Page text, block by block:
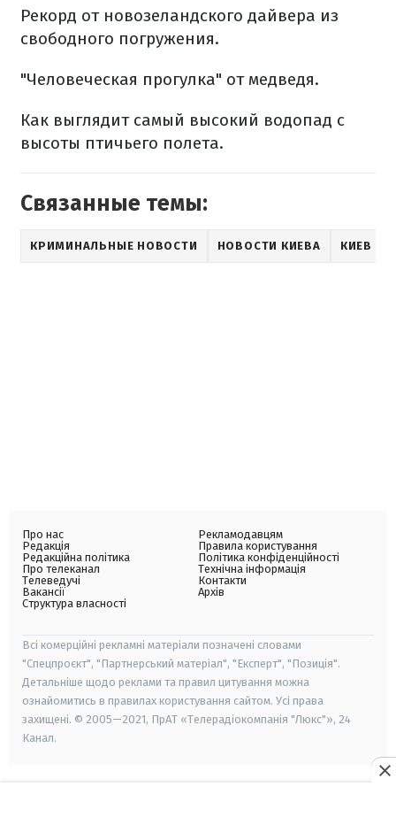
Рекорд от новозеландского дайвера из
свободного погружения.
"Человеческая прогулка" от медведя.
Как выглядит самый высокий водопад с
высоты птичьего полета.
Связанные темы:
КРИМИНАЛЬНЫЕ НОВОСТИ НОВОСТИ КИЕВА КИЕВ
Про нас
Редакція
Редакційна політика
Про телеканал
Телеведучі
Вакансії
Структура власності
Рекламодавцям
Правила користування
Політика конфіденційності
Технічна інформація
Контакти
Архів
Всі комерційні рекламні матеріали позначені словами
"Спецпроєкт", "Партнерський матеріал", "Експерт", "Позиція".
Детальніше щодо реклами та правил цитування можна
ознайомитись в правилах користування сайтом. Усі права
захищені. © 2005—2021, ПрАТ «Телерадіокомпанія "Люкс"», 24
Канал.